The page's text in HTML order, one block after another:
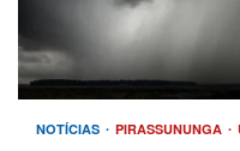
NOTÍCIAS PIRASSUNUNGA